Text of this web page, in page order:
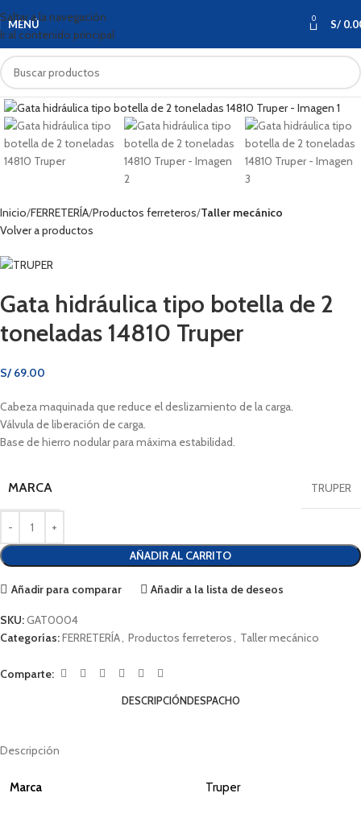
Saltar a la navegación
Ir al contenido principal
MENÚ 0 S/
Haga clic para ampliar
Inicio FERRETERÍA Productos ferreteros Taller mecánico
Volver a productos
Gata hidráulica tipo botella de 2
toneladas 14810 Truper
S/ 69.00
Cabeza maquinada que reduce el deslizamiento de la carga.
Válvula de liberación de carga.
Base de hierro nodular para máxima estabilidad.
MARCA TRUPER
AÑADIR AL CARRITO
Añadir para comparar Añadir a la lista de deseos
SKU:GAT0004
Categorías:FERRETERÍA, Productos ferreteros, Taller mecánico
Comparte:
DESCRIPCIÓNDESPACHO
Descripción
Marca Truper